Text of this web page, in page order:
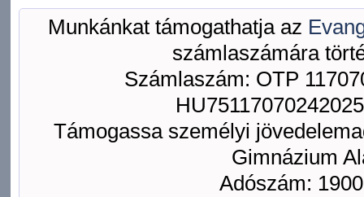
Munkánkat támogathatja az
számlaszámára
Számlaszám: OTP
Támogassa személyi
Gimnázium
Adószám: